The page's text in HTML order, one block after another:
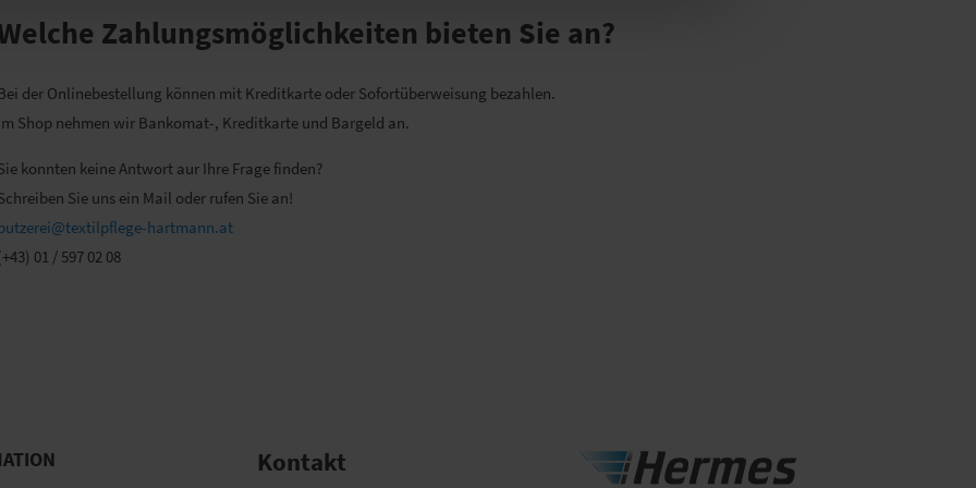
Zahlungsmöglichkeiten bieten Sie an?
der Onlinebestellung können mit Kreditkarte oder Sofortüberweisung bezahlen.
Shop nehmen wir Bankomat-, Kreditkarte und Bargeld an.
konnten keine Antwort aur Ihre Frage finden?
Sie uns ein Mail oder rufen Sie an!
hartmann.at
01 / 597 02 08
Kontakt